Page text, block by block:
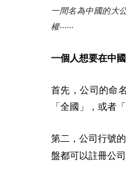
一間名為中國的大
權‧‧‧‧‧‧
一個人想要在中
首先，公司的命
「全國」，或者
第二，公司行號
盤都可以註冊公